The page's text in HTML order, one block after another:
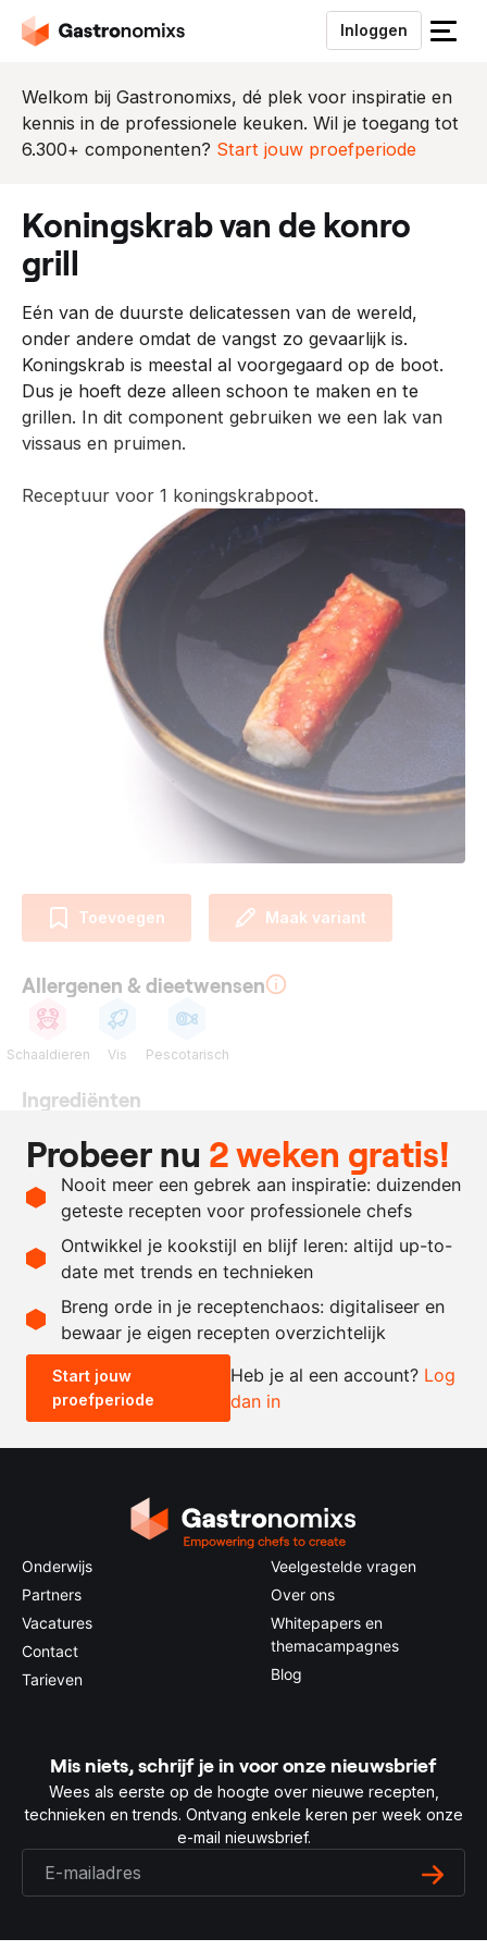
Inloggen
S
u
i
Welkom bij Gastronomixs, dé plek voor inspiratie en
kennis in de professionele keuken. Wil je toegang tot
6.300+ componenten? Start jouw proefperiode
koningskrab van de konro
grill
Eén van de duurste delicatessen van de wereld,
onder andere omdat de vangst zo gevaarlijk is.
Koningskrab is meestal al voorgegaard op de boot.
Dus je hoeft deze alleen schoon te maken en te
grillen. In dit component gebruiken we een lak van
vissaus en pruimen.
Receptuur voor 1 koningskrabpoot.
Toevoegen Maak variant
Allergenen & dieetwensen
Schaaldieren Vis Pescotarisch
Ingrediënten
50
ml.
vissaus-pruimenlak
naar
zout en peper
Recept omrekenen
- +
0.5x 1x 2x
Probeer nu 2 weken gratis!
Nooit meer een gebrek aan inspiratie: duizenden
geteste recepten voor professionele chefs
Ontwikkel je kookstijl en blijf leren: altijd up-to-
date met trends en technieken
Breng orde in je receptenchaos: digitaliseer en
bewaar je eigen recepten overzichtelijk
Start jouw
proefperiode
Heb je al een account? Log
dan in
Onderwijs
Partners
Vacatures
Contact
Tarieven
Veelgestelde vragen
Over ons
Whitepapers en
themacampagnes
Blog
Mis niets, schrijf je in voor onze nieuwsbrief
Wees als eerste op de hoogte over nieuwe recepten,
technieken en trends. Ontvang enkele keren per week onze
e-mail nieuwsbrief.